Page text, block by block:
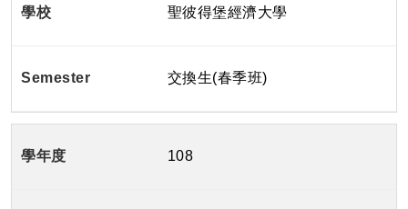
聖彼得堡經濟大學
交換生(春季班)
108